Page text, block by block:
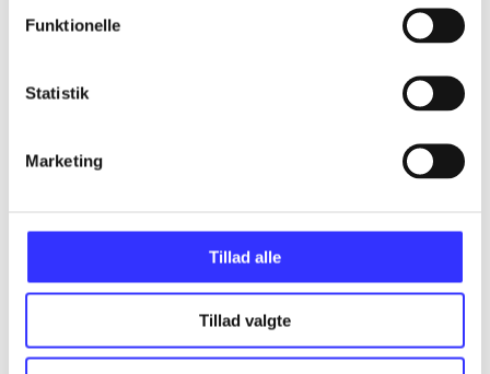
Funktionelle
Statistik
Marketing
Tillad alle
Tillad valgte
Artikler